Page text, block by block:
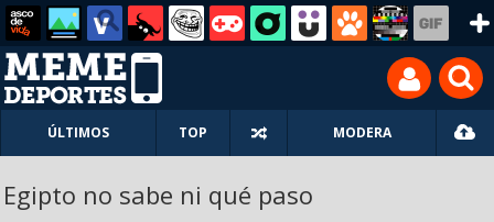
ÚLTIMOS TOP MODERA
Egipto no sabe ni qué paso